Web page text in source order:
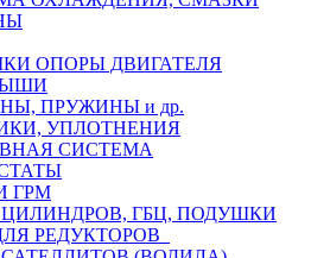
ОПОРЫ ДВИГАТЕЛЯ
ПРУЖИНЫ и др.
УПЛОТНЕНИЯ
СИСТЕМА
ГРМ
ГБЦ, ПОДУШКИ
РЕДУКТОРОВ